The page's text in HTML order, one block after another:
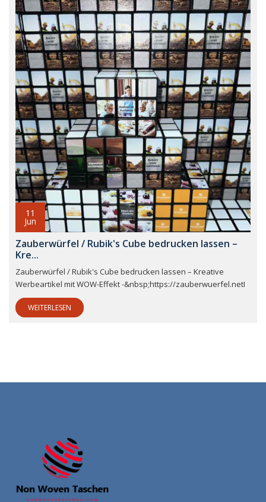
11
Jun
Zauberwürfel / Rubik's Cube bedrucken lassen –
Kre...
Zauberwürfel / Rubik's Cube bedrucken lassen – Kreative
Werbeartikel mit WOW-Effekt -&nbsp;https://zauberwuerfel.netI
WEITERLESEN